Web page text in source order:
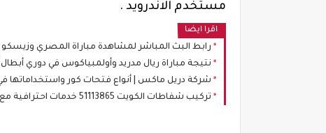
مستخدم الاندرويد .
اقرا ايضا
رابط البث المباشر لمشاهدة مباراة المصري وزيسكو
نتيجة مباراة ريال مدريد وأولمبياكوس في دوري
شركة دريل ماكس | أنواع فتحات كور واستخداماتها
تركيب شفاطات الكويت 51113865 خدمات احترافية مع أبو أحمد